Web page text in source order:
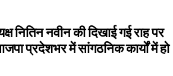
नितिन नवीन की दिखाई गई राह पर
प्रदेशभर में सांगठनिक कार्यों में हो